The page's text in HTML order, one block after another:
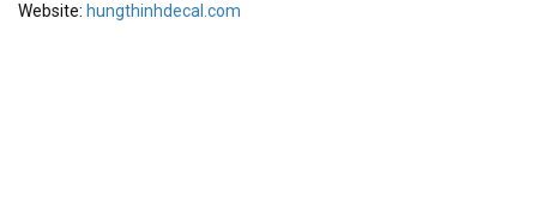
Website: hungthinhdecal.com